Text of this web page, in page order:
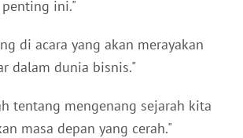
ini."
di acara yang akan merayakan
dalam dunia bisnis."
tentang mengenang sejarah kita
masa depan yang cerah."